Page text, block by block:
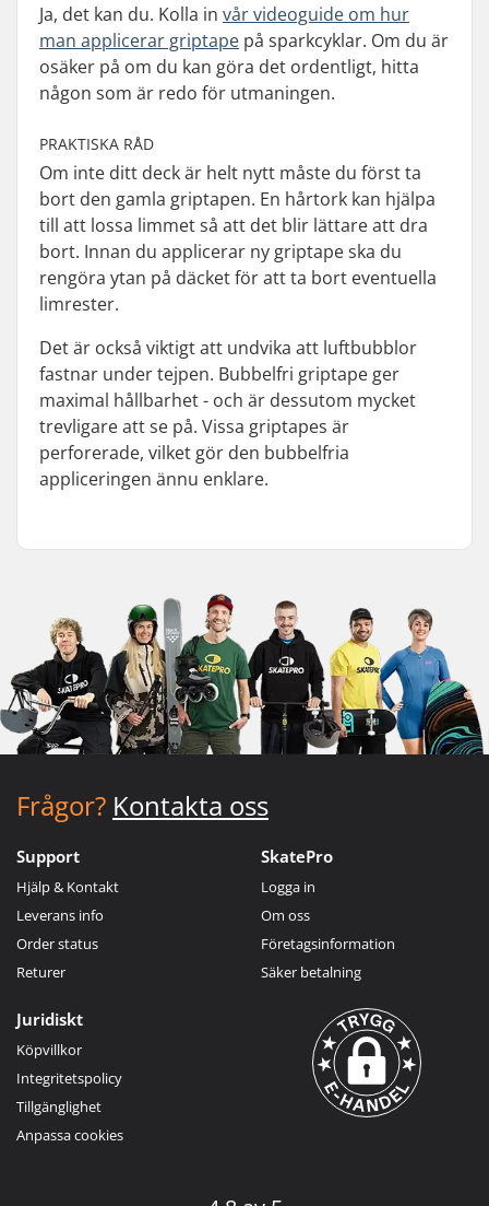
Ja, det kan du. Kolla in vår videoguide om hur
man applicerar griptape på sparkcyklar. Om du är
osäker på om du kan göra det ordentligt, hitta
någon som är redo för utmaningen.
PRAKTISKA RÅD
Om inte ditt deck är helt nytt måste du först ta
bort den gamla griptapen. En hårtork kan hjälpa
till att lossa limmet så att det blir lättare att dra
bort. Innan du applicerar ny griptape ska du
rengöra ytan på däcket för att ta bort eventuella
limrester.
Det är också viktigt att undvika att luftbubblor
fastnar under tejpen. Bubbelfri griptape ger
maximal hållbarhet - och är dessutom mycket
trevligare att se på. Vissa griptapes är
perforerade, vilket gör den bubbelfria
appliceringen ännu enklare.
Frågor? Kontakta oss
Support
Hjälp & Kontakt
Leverans info
Order status
Returer
SkatePro
Logga in
Om oss
Företagsinformation
Säker betalning
Juridiskt
Köpvillkor
Integritetspolicy
Tillgänglighet
Anpassa cookies